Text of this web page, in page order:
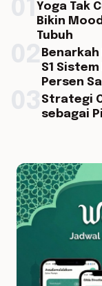
Yoga Tak
Bikin
Tubuh
S1
Persen
Strategi
sebagai